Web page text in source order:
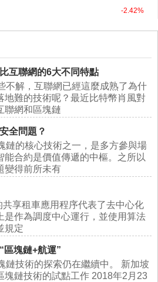
互聯網的6大不同特點
不解，互聯網已經這麼成熟了為什
地難的技術呢？最近比特幣肖風對
聯網和區塊鏈
全問題？
鏈的核心技術之一，是多方參與場
能合約是價值傳遞的中樞。之所以
變得前所未有
享租車應用程序代表了去中心化
是作為調度中心運行，並使用算法
規定
區塊鏈+航運”
鏈技術的探索仍在繼續中。 新加坡
塊鏈技術的試點工作 2018年2月23